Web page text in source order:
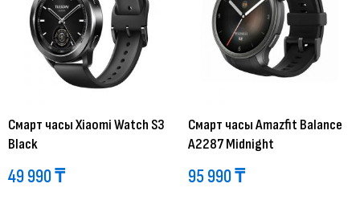
Смарт часы Xiaomi Watch S3
Black
49 990₸
Смарт часы Amazfit Balance
A2287 Midnight
95 990₸